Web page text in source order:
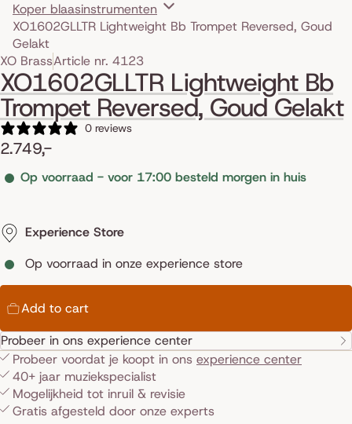
Koper blaasinstrumenten
XO1602GLLTR Lightweight Bb Trompet Reversed, Goud
Gelakt
Skip to product information
XO BrassArticle nr. 4123
XO1602GLLTR Lightweight Bb
Trompet Reversed, Goud Gelakt
0 reviews
2.749,-
Op voorraad - voor 17:00 besteld morgen in huis
Experience Store
Op voorraad in onze experience store
Add to cart
Probeer in ons experience center
Probeer voordat je koopt in ons experience center
40+ jaar muziekspecialist
Mogelijkheid tot inruil & revisie
Gratis afgesteld door onze experts